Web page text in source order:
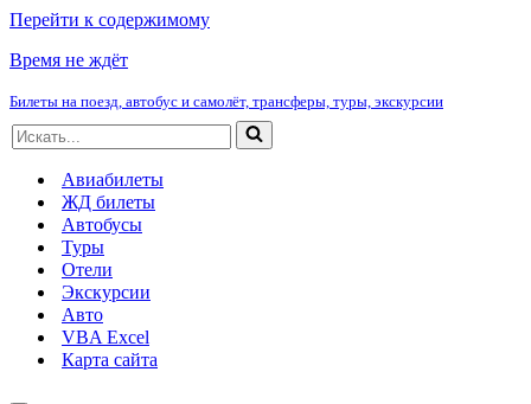
Перейти к содержимому
Время не ждёт
Билеты на поезд, автобус и самолёт, трансферы, туры, экскурсии
Искать...
Авиабилеты
ЖД билеты
Автобусы
Туры
Отели
Экскурсии
Авто
VBA Excel
Карта сайта